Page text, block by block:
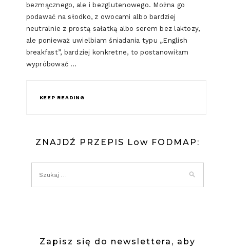
bezmącznego, ale i bezglutenowego. Można go
podawać na słodko, z owocami albo bardziej
neutralnie z prostą sałatką albo serem bez laktozy,
ale ponieważ uwielbiam śniadania typu „English
breakfast”, bardziej konkretne, to postanowiłam
wypróbować …
KEEP READING
ZNAJDŹ PRZEPIS Low FODMAP:
Zapisz się do newslettera, aby